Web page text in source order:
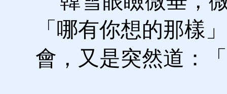
「哪有你想的那樣
會，又是突然道：